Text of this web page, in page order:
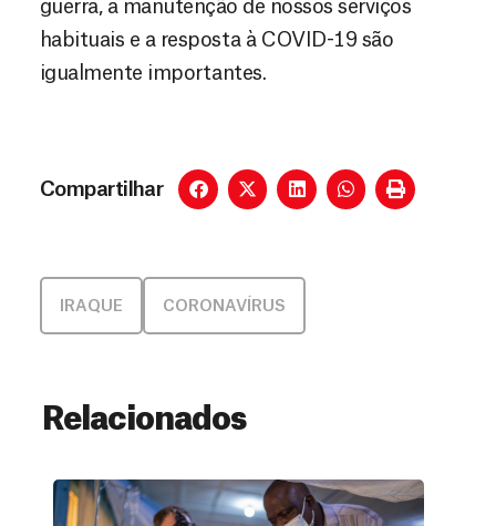
guerra, a manutenção de nossos serviços
habituais e a resposta à COVID-19 são
igualmente importantes.
Compartilhar
IRAQUE CORONAVÍRUS
Relacionados